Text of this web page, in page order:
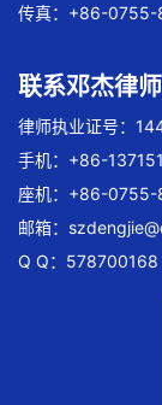
传真：+86-
联系邓杰律师
律师执业证号：
手机：+86-
座机：+86-0755-
邮箱：
Q Q：578700168